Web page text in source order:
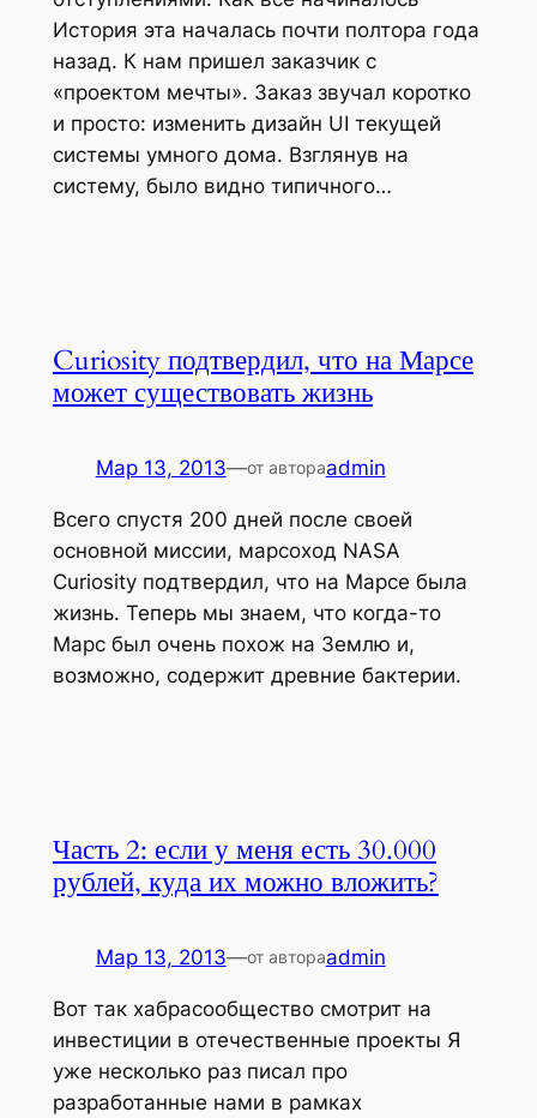
История эта началась почти полтора года
назад. К нам пришел заказчик с
«проектом мечты». Заказ звучал коротко
и просто: изменить дизайн UI текущей
системы умного дома. Взглянув на
систему, было видно типичного…
Curiosity подтвердил, что на Марсе
может существовать жизнь
Мар 13, 2013—от автораadmin
Всего спустя 200 дней после своей
основной миссии, марсоход NASA
Curiosity подтвердил, что на Марсе была
жизнь. Теперь мы знаем, что когда-то
Марс был очень похож на Землю и,
возможно, содержит древние бактерии.
Часть 2: если у меня есть 30.000
рублей, куда их можно вложить?
Мар 13, 2013—от автораadmin
Вот так хабрасообщество смотрит на
инвестиции в отечественные проекты Я
уже несколько раз писал про
разработанные нами в рамках